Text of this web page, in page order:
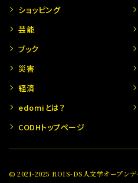
ショッピング
芸能
ブック
災害
経済
edomiとは？
CODHトップページ
© 2021-2025 ROIS-DS人文学オープン